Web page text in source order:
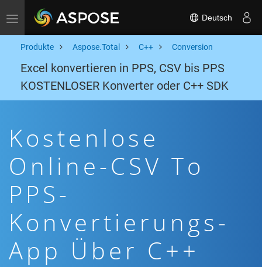
Toggle navigation Deutsch
Produkte Aspose.Total C++ Conversion
Excel konvertieren in PPS, CSV bis PPS
KOSTENLOSER Konverter oder C++ SDK
Kostenlose
Online-CSV To
PPS-
Konvertierungs-
App Über C++